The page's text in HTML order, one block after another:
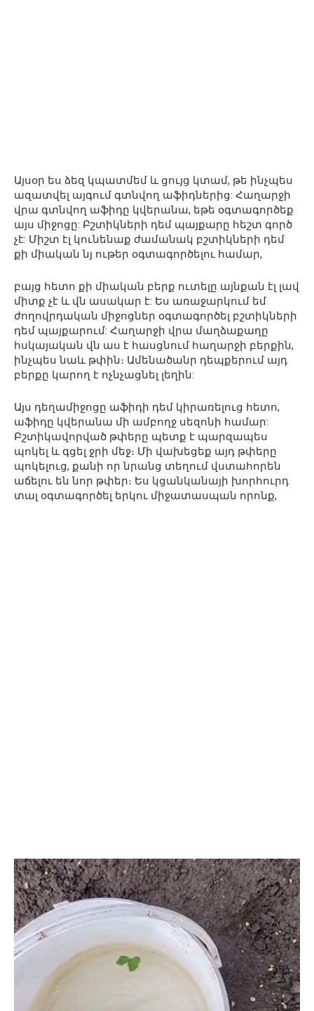
Այսօր ես ձեզ կպատմեմ և ցույց կտամ, թե ինչպես
ազատվել այգում գտնվող աֆիդներից: Հաղարջի
վրա գտնվող աֆիդը կվերանա, եթե օգտագործեք
այս միջոցը: Բշտիկների դեմ պայքարը հեշտ գործ
չէ: Միշտ էլ կունենաք ժամանակ բշտիկների դեմ
քի միական նյ ութեր օգտագործելու համար,
բայց հետո քի միական բերք ուտելը այնքան էլ լավ
միտք չէ և վն ասակար է: Ես առաջարկում եմ
ժողովրդական միջոցներ օգտագործել բշտիկների
դեմ պայքարում: Հաղարջի վրա մաղձաքաղը
հսկայական վն աս է հասցնում հաղարջի բերքին,
ինչպես նաև թփին։ Ամենածանր դեպքերում այդ
բերքը կարող է ոչնչացնել լեղին:
Այս դեղամիջոցը աֆիդի դեմ կիրառելուց հետո,
աֆիդը կվերանա մի ամբողջ սեզոնի համար:
Բշտիկավորված թփերը պետք է պարզապես
պոկել և գցել ջրի մեջ։ Մի վախեցեք այդ թփերը
պոկելուց, քանի որ նրանց տեղում վստահորեն
աճելու են նոր թփեր։ Ես կցանկանայի խորհուրդ
տալ օգտագործել երկու միջատասպան որոնք,